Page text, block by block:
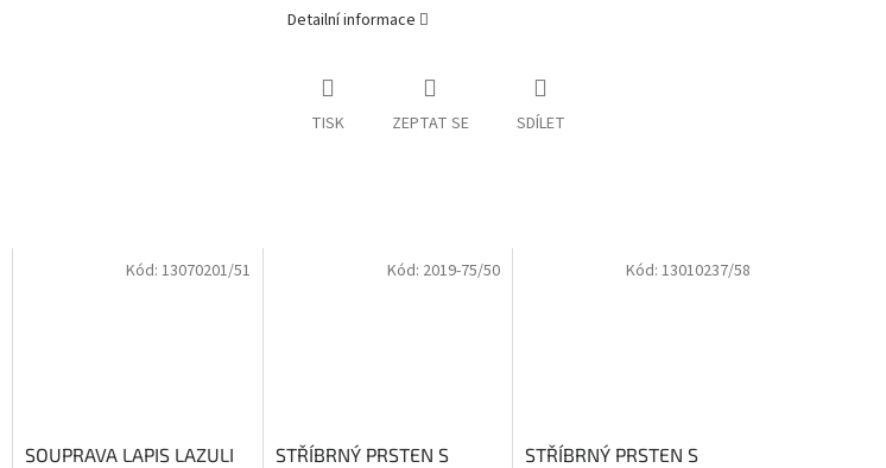
Detailní informace
TISK ZEPTAT SE SDÍLET
SOUPRAVA LAPIS LAZULI
Kód: 13070201/51
STŘÍBRNÝ PRSTEN S
Kód: 2019-75/50
STŘÍBRNÝ PRSTEN S
Kód: 13010237/58